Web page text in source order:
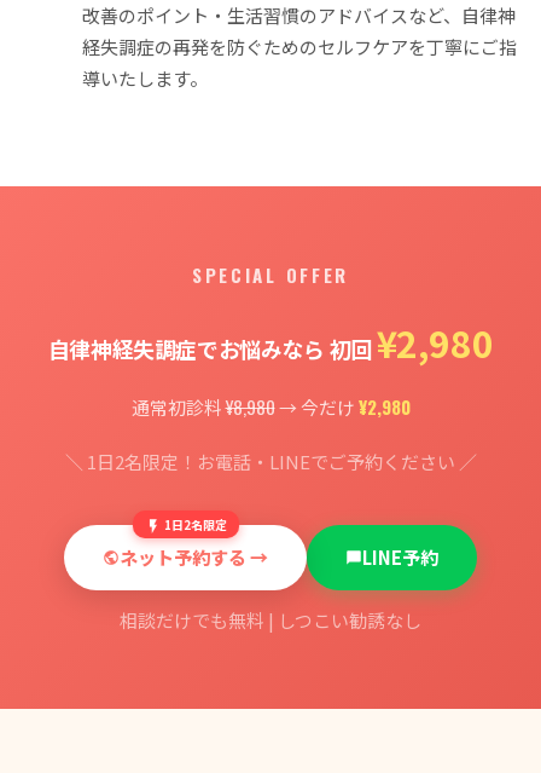
改善のポイント・生活習慣のアドバイスなど、自律神
経失調症の再発を防ぐためのセルフケアを丁寧にご指
導いたします。
SPECIAL OFFER
自律神経失調症でお悩みなら 初回¥2,980
通常初診料¥8,980→ 今だけ¥2,980
＼ 1日2名限定！お電話・LINEでご予約ください ／
1日2名限定
ネット予約する → LINE予約
相談だけでも無料 | しつこい勧誘なし